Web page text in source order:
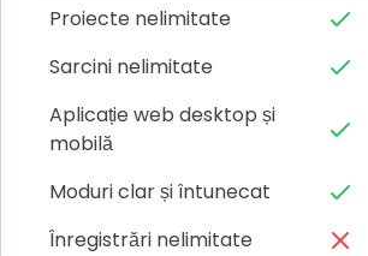
Proiecte nelimitate
Sarcini nelimitate
Aplicație web desktop și
mobilă
Moduri clar și întunecat
Înregistrări nelimitate